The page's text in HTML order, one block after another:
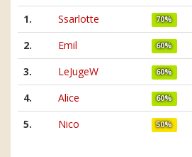
1. Ssarlotte 70%
2.
Emil 60%
3.
LeJugeW 60%
4.
Alice 60%
5.
Nico 50%